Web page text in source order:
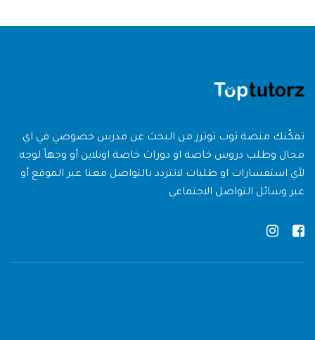
تمكّنك منصة توب توترز من البحث عن مدرس خصوصي في اي
مجال وطلب دروس خاصة او دورات خاصة اونلاين أو وجهاً لوجه.
لأي استفسارات او طلبات لاتتردد بالتواصل معنا عبر الموقع أو
عبر وسائل التواصل الاجتماعي